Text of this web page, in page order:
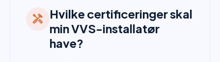
handyman Hvilke certificeringer skal
min VVS-installatør
have?